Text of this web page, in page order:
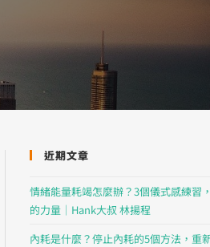
近期文章
情緒能量耗竭怎麼辦？3個儀式感練習
的力量｜Hank大叔 林揚程
內耗是什麼？停止內耗的5個方法，重